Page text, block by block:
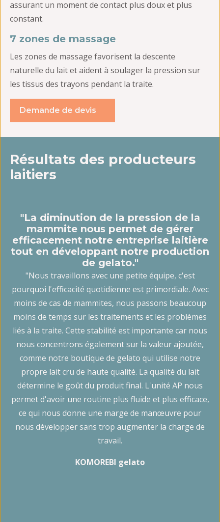
assurant un moment de contact plus doux et plus
constant.
7 zones de massage
Les zones de massage favorisent la descente
naturelle du lait et aident à soulager la pression sur
les tissus des trayons pendant la traite.
Demande de devis
Résultats des producteurs
laitiers
"La diminution de la pression de la
mammite nous permet de gérer
efficacement notre entreprise laitière
tout en développant notre production
de gelato."
"Nous travaillons avec une petite équipe, c'est
pourquoi l'efficacité quotidienne est primordiale. Avec
moins de cas de mammites, nous passons beaucoup
moins de temps sur les traitements et les problèmes
liés à la traite. Cette stabilité est importante car nous
nous concentrons également sur la valeur ajoutée,
comme notre boutique de gelato qui utilise notre
propre lait cru de haute qualité. La qualité du lait
détermine le goût du produit final. L'unité AP nous
permet d'avoir une routine plus fluide et plus efficace,
ce qui nous donne une marge de manœuvre pour
nous développer sans trop augmenter la charge de
travail.
KOMOREBI gelato